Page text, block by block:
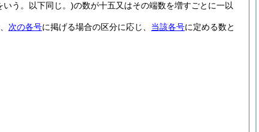
いう。以下同じ。)の数が十五又はその端数を増すごとに一以
次の各号に掲げる場合の区分に応じ、 当該各号に定める数と